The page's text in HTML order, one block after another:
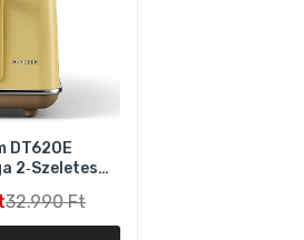
DT620E
2‑Szeletes
Nyílás
32.990 Ft